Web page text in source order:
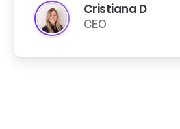
Cristiana D
CEO